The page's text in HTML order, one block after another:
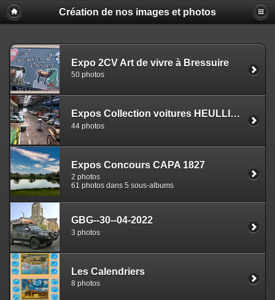
Création de nos images et photos
Expo 2CV Art de vivre à Bressuire
50 photos
Expos Collection voitures HEULLIEZ
44 photos
Expos Concours CAPA 1827
2 photos
61 photos dans 5 sous-albums
GBG--30--04-2022
3 photos
Les Calendriers
8 photos